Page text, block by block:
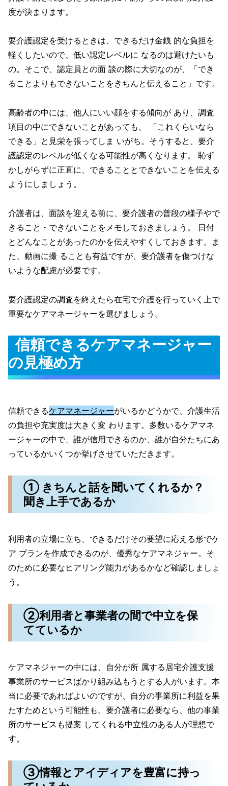
度が決まります。
要介護認定を受けるときは、できるだけ金銭 的な負担を
軽くしたいので、低い認定レベルに なるのは避けたいも
の。そこで、認定員との面 談の際に大切なのが、「でき
ることよりもできないことをきちんと伝えること」です。
高齢者の中には、他人にいい顔をする傾向が あり、調査
項目の中にできないことがあっても、 「これくらいなら
できる」と見栄を張ってしま いがち。そうすると、要介
護認定のレベルが低くなる可能性が高くなります。 恥ず
かしがらずに正直に、できることとできないことを伝える
ようにしましょう。
介護者は、面談を迎える前に、要介護者の普段の様子やで
きること・できないことをメモしておきましょう。 日付
とどんなことがあったのかを伝えやすくしておきます。ま
た、動画に撮 ることも有益ですが、要介護者を傷つけな
いような配慮が必要です。
要介護認定の調査を終えたら在宅で介護を行っていく上で
重要なケアマネージャーを選びましょう。
信頼できるケアマネージャー
の見極め方
信頼できるケアマネージャーがいるかどうかで、介護生活
の負担や充実度は大きく変 わります。多数いるケアマネ
ージャーの中で、誰が信用できるのか、誰が自分たちにあ
っているかいくつか挙げさせていただきます。
① きちんと話を聞いてくれるか？
聞き上手であるか
利用者の立場に立ち、できるだけその要望に応える形でケ
ア プランを作成できるのが、優秀なケアマネジャー。そ
のために必要なヒアリング能力があるかなど確認しましょ
う。
②利用者と事業者の間で中立を保
てているか
ケアマネジャーの中には、自分が所 属する居宅介護支援
事業所のサービスばかり組み込もうとする人がいます。本
当に必要であればよいのですが、自分の事業所に利益を果
たすためという可能性も。要介護者に必要なら、他の事業
所のサービスも提案 してくれる中立性のある人が理想で
す。
③情報とアイディアを豊富に持っ